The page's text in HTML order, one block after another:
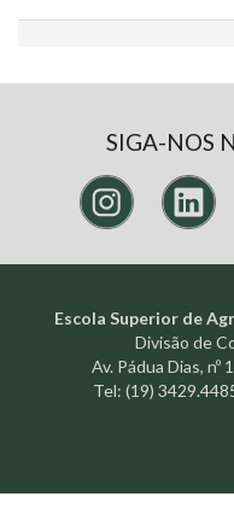
SIGA-NOS
Escola Superior de
Divisão de
Av. Pádua Dias,
Tel: (19)